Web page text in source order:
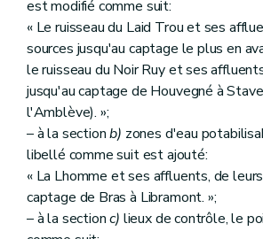
est modifié comme suit:
« Le ruisseau du Laid Trou et ses
sources jusqu'au captage le plus en
le ruisseau du Noir Ruy et ses
jusqu'au captage de Houvegné à
l'Amblève). »;
– à la sectionb) zones d'eau
libellé comme suit est ajouté:
« La Lhomme et ses affluents, de
captage de Bras à Libramont. »;
– à la sectionc) lieux de contrôle, le